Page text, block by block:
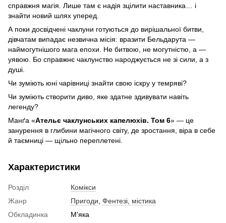
справжня магія. Лише там є надія зцілити наставника… і
знайти новий шлях уперед.
А поки досвідчені чаклуни готуються до вирішальної битви,
дівчатам випадає незвична місія: вразити Бельдарута —
наймогутнішого мага епохи. Не битвою, не могутністю, а —
уявою. Бо справжнє чаклунство народжується не зі сили, а з
душі.
Чи зуміють юні чарівниці знайти свою іскру у темряві?
Чи зуміють створити диво, яке здатне здивувати навіть
легенду?
Манґа «Ательє чаклунських капелюхів. Том 6» — це
занурення в глибини магічного світу, де зростання, віра в себе
й таємниці — щільно переплетені.
Характеристики
Розділ
Комікси
Жанр
Пригоди Фентезі, містика
Обкладинка
М'яка